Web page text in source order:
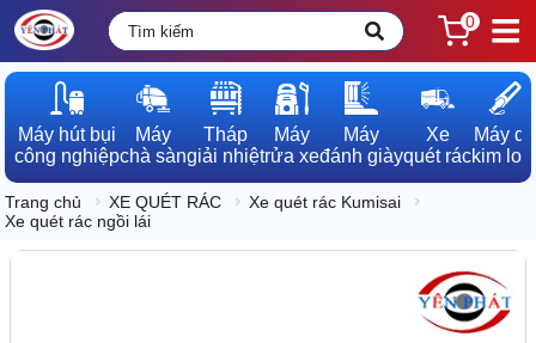
0
Máy hút bụi
công nghiệp
Máy
chà sàn
Tháp
giải nhiệt
Máy
rửa xe
Máy
đánh giày
Xe
quét rác
Máy dò
kim loại
Trang chủ XE QUÉT RÁC
Xe quét rác Kumisai
Xe quét rác ngồi lái